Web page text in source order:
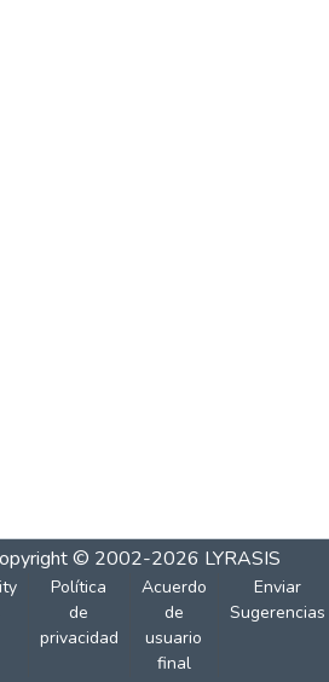
© 2002-2026 LYRASIS
Política
de
privacidad
Acuerdo
de
usuario
final
Enviar
Sugerencias